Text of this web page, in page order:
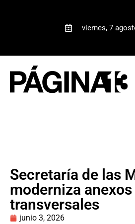
viernes, 7
Secretaría de las
moderniza anexos
transversales
junio 3, 2026